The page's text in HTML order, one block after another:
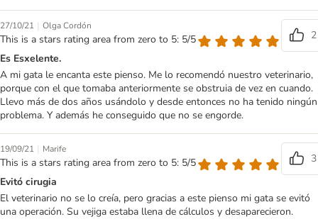
27/10/21 | Olga Cordón
This is a stars rating area from zero to 5: 5/5
2
Es Esxelente.
A mi gata le encanta este pienso. Me lo recomendó nuestro veterinario,
porque con el que tomaba anteriormente se obstruia de vez en cuando.
Llevo más de dos años usándolo y desde entonces no ha tenido ningún
problema. Y además he conseguido que no se engorde.
19/09/21 | Marife
This is a stars rating area from zero to 5: 5/5
3
Evitó cirugia
El veterinario no se lo creía, pero gracias a este pienso mi gata se evitó
una operación. Su vejiga estaba llena de cálculos y desaparecieron.